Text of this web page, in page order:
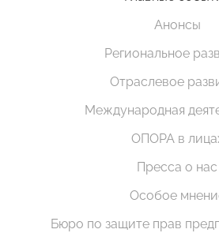
Анонсы
Региональное
Отраслевое
Международная
ОПОРА в
Пресса о нас
Особое
Бюро по защите прав